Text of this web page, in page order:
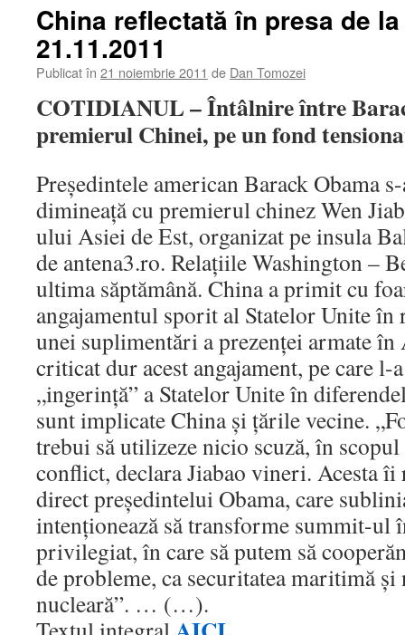
China reflectată în presa de
21.11.2011
Publicat în 21 noiembrie 2011 de Dan Tomozei
COTIDIANUL – Întâlnire între
premierul Chinei, pe un fond
Preşedintele american Barack Obama
dimineaţă cu premierul chinez Wen
ului Asiei de Est, organizat pe insula
de antena3.ro. Relaţiile Washington –
ultima săptămână. China a primit cu
angajamentul sporit al Statelor Unite în
unei suplimentări a prezenţei armate în
criticat dur acest angajament, pe care l-
„ingerinţă” a Statelor Unite în
sunt implicate China şi ţările vecine.
trebui să utilizeze nicio scuză, în
conflict, declara Jiabao vineri. Acesta îi
direct preşedintelui Obama, care
intenţionează să transforme summit-ul
privilegiat, în care să putem să
de probleme, ca securitatea maritimă
nucleară”. … (…).